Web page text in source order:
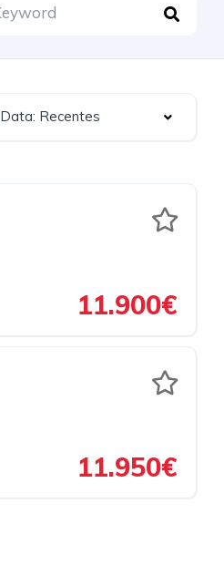
Data: Recentes
11.900€
11.950€